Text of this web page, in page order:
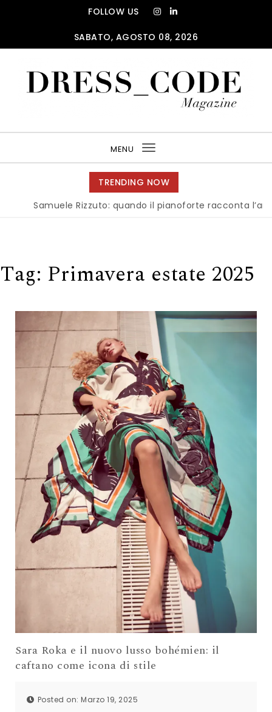
FOLLOW US
SABATO, AGOSTO 08, 2026
MENU
Toggle
navigation
TRENDING NOW
Samuele Rizzuto: quando il pianoforte racconta l’anima
Tag: Primavera estate 2025
Sara Roka e il nuovo lusso bohémien: il
caftano come icona di stile
Posted on: Marzo 19, 2025